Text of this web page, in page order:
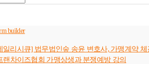
builder
일리시큐] 법무법인숲 송윤 변호사, 가맹계약
랜차이즈협회 가맹상생과 분쟁예방 강의